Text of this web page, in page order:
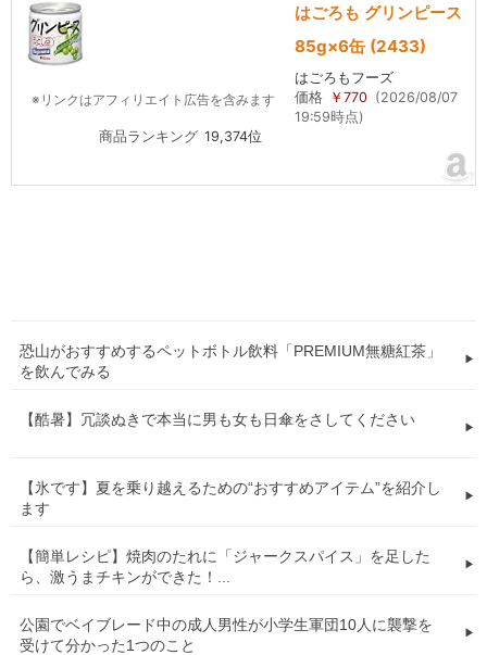
※リンクはアフィリエイト広告を含みます
はごろも グリンピース
85g×6缶 (2433)
はごろもフーズ
価格 ￥770 (2026/08/07
19:59時点)
商品ランキング 19,374位
恐山がおすすめするペットボトル飲料「PREMIUM無糖紅茶」
を飲んでみる
【酷暑】冗談ぬきで本当に男も女も日傘をさしてください
【氷です】夏を乗り越えるための“おすすめアイテム”を紹介し
ます
【簡単レシピ】焼肉のたれに「ジャークスパイス」を足した
ら、激うまチキンができた！...
公園でベイブレード中の成人男性が小学生軍団10人に襲撃を
受けて分かった1つのこと